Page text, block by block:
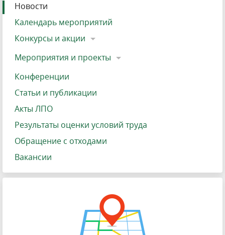
Новости
Календарь мероприятий
Конкурсы и акции
Мероприятия и проекты
Конференции
Статьи и публикации
Акты ЛПО
Результаты оценки условий труда
Обращение с отходами
Вакансии